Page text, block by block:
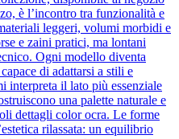
è l’incontro tra funzionalità e
leggeri, volumi morbidi e
e zaini pratici, ma lontani
Ogni modello diventa
di adattarsi a stili e
interpreta il lato più essenziale
una palette naturale e
dettagli color ocra. Le forme
rilassata: un equilibrio